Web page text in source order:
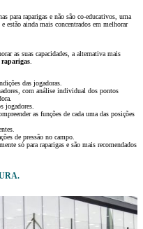
para raparigas e não são co-educativos, uma
e estão ainda mais concentrados em melhorar
as suas capacidades, a alternativa mais
raparigas.
das jogadoras.
com análise individual dos pontos
jogadores.
as funções de cada uma das posições
de pressão no campo.
só para raparigas e são mais recomendados